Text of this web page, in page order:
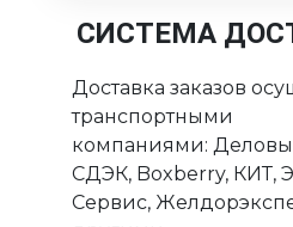
СИСТЕМА
Доставка заказов
транспортными
компаниями:
СДЭК, Boxberry, КИТ,
Сервис,